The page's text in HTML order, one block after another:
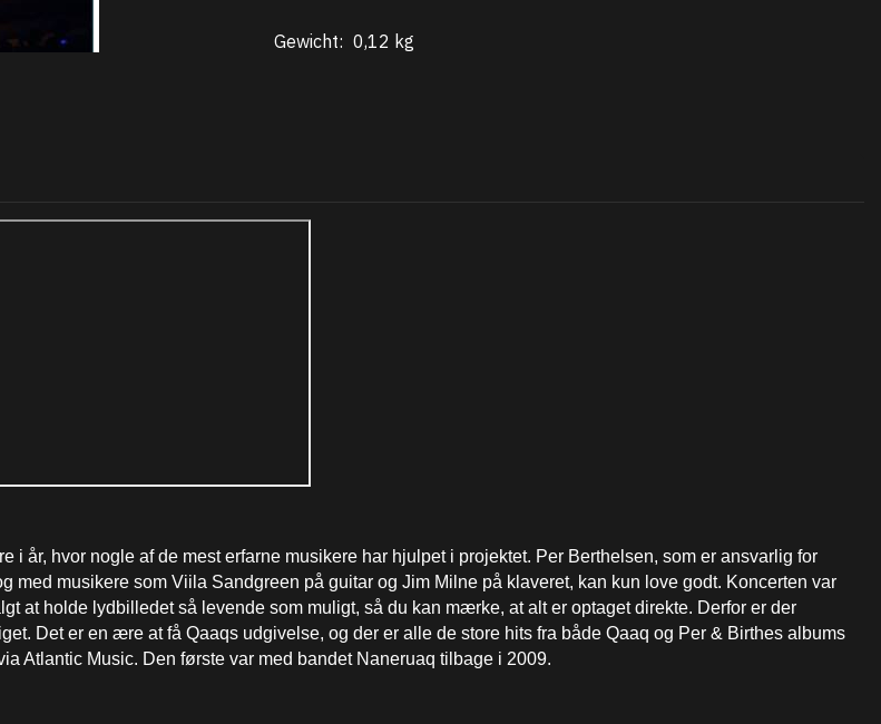
Gewicht: 0,12 kg
år, hvor nogle af de mest erfarne musikere har hjulpet i projektet. Per Berthelsen, som er ansvarlig for
med musikere som Viila Sandgreen på guitar og Jim Milne på klaveret, kan kun love godt. Koncerten var
at holde lydbilledet så levende som muligt, så du kan mærke, at alt er optaget direkte. Derfor er der
Det er en ære at få Qaaqs udgivelse, og der er alle de store hits fra både Qaaq og Per & Birthes albums
Atlantic Music. Den første var med bandet Naneruaq tilbage i 2009.